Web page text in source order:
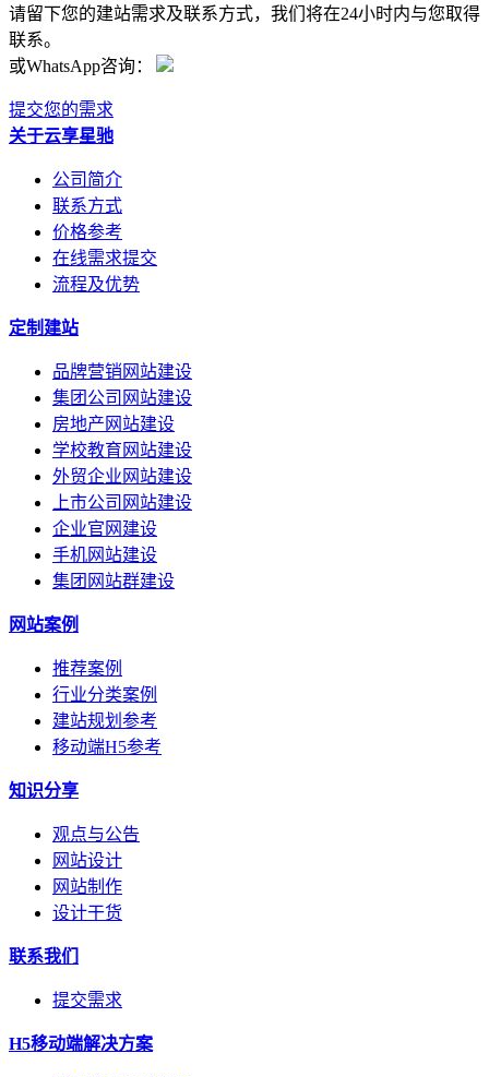
请留下您的建站需求及联系方式，我们将在24小时内与您取得
联系。
或WhatsApp咨询：
提交您的需求
关于云享星驰
公司简介
联系方式
价格参考
在线需求提交
流程及优势
定制建站
品牌营销网站建设
集团公司网站建设
房地产网站建设
学校教育网站建设
外贸企业网站建设
上市公司网站建设
企业官网建设
手机网站建设
集团网站群建设
网站案例
推荐案例
行业分类案例
建站规划参考
移动端H5参考
知识分享
观点与公告
网站设计
网站制作
设计干货
联系我们
提交需求
H5移动端解决方案